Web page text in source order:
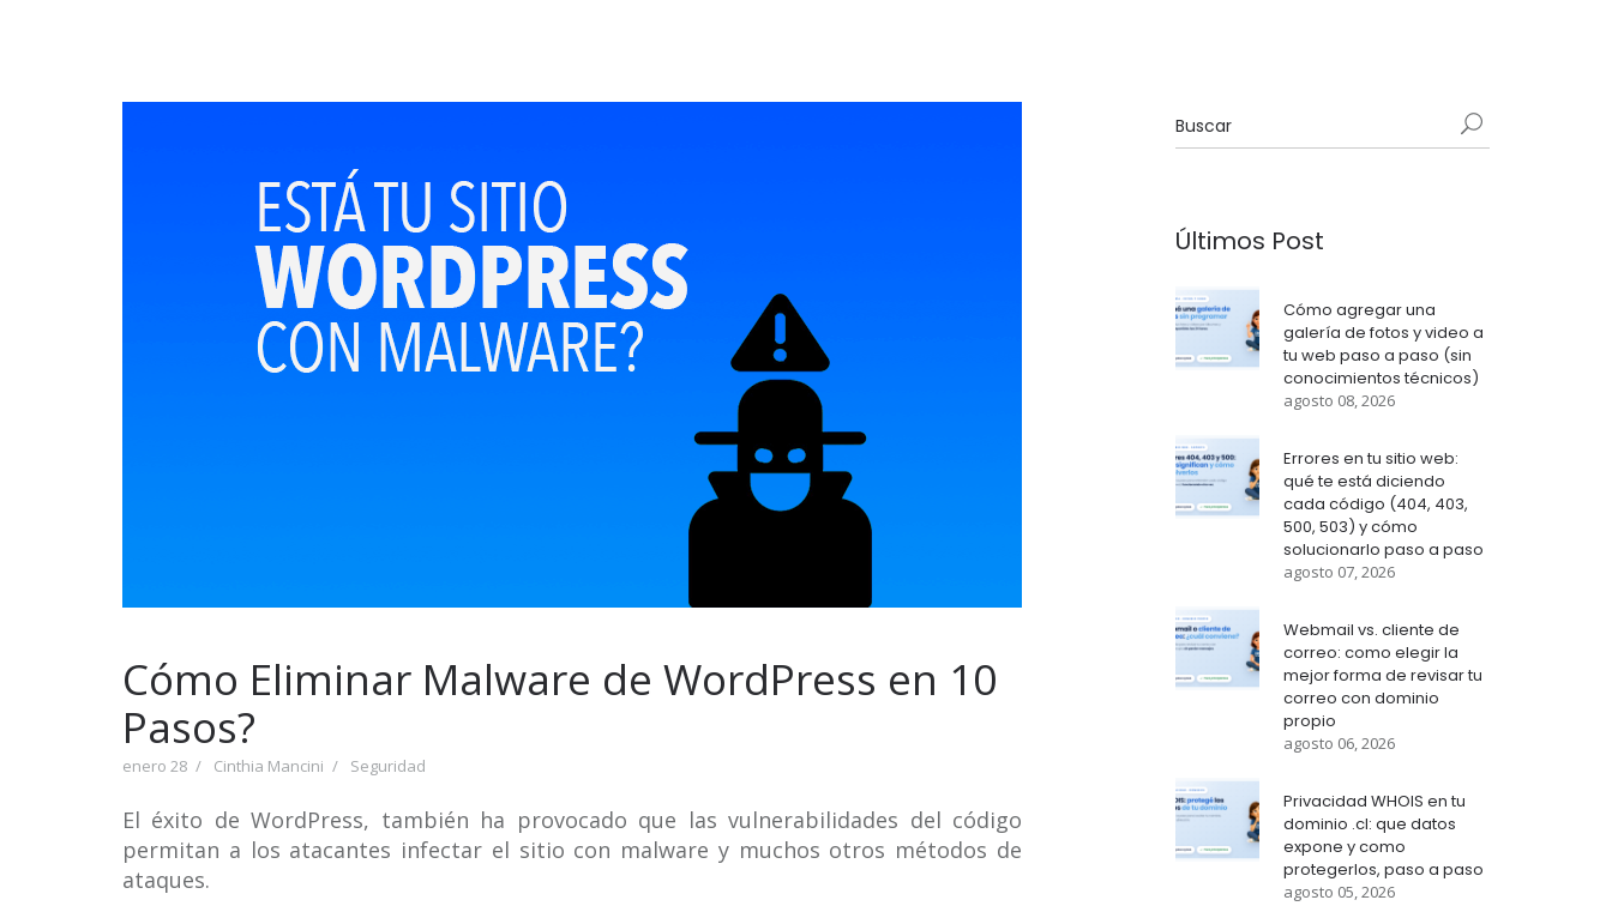
Cómo Eliminar Malware de WordPress en 10
Pasos?
enero 28 Cinthia Mancini Seguridad
El éxito de WordPress, también ha provocado que las vulnerabilidades del código
permitan a los atacantes infectar el sitio con malware y muchos otros métodos de
ataques.
Últimos Post
Cómo agregar una
galería de fotos y video a
tu web paso a paso (sin
conocimientos técnicos)
agosto 08, 2026
Errores en tu sitio web:
qué te está diciendo
cada código (404, 403,
500, 503) y cómo
solucionarlo paso a paso
agosto 07, 2026
Webmail vs. cliente de
correo: como elegir la
mejor forma de revisar tu
correo con dominio
propio
agosto 06, 2026
Privacidad WHOIS en tu
dominio .cl: que datos
expone y como
protegerlos, paso a paso
agosto 05, 2026